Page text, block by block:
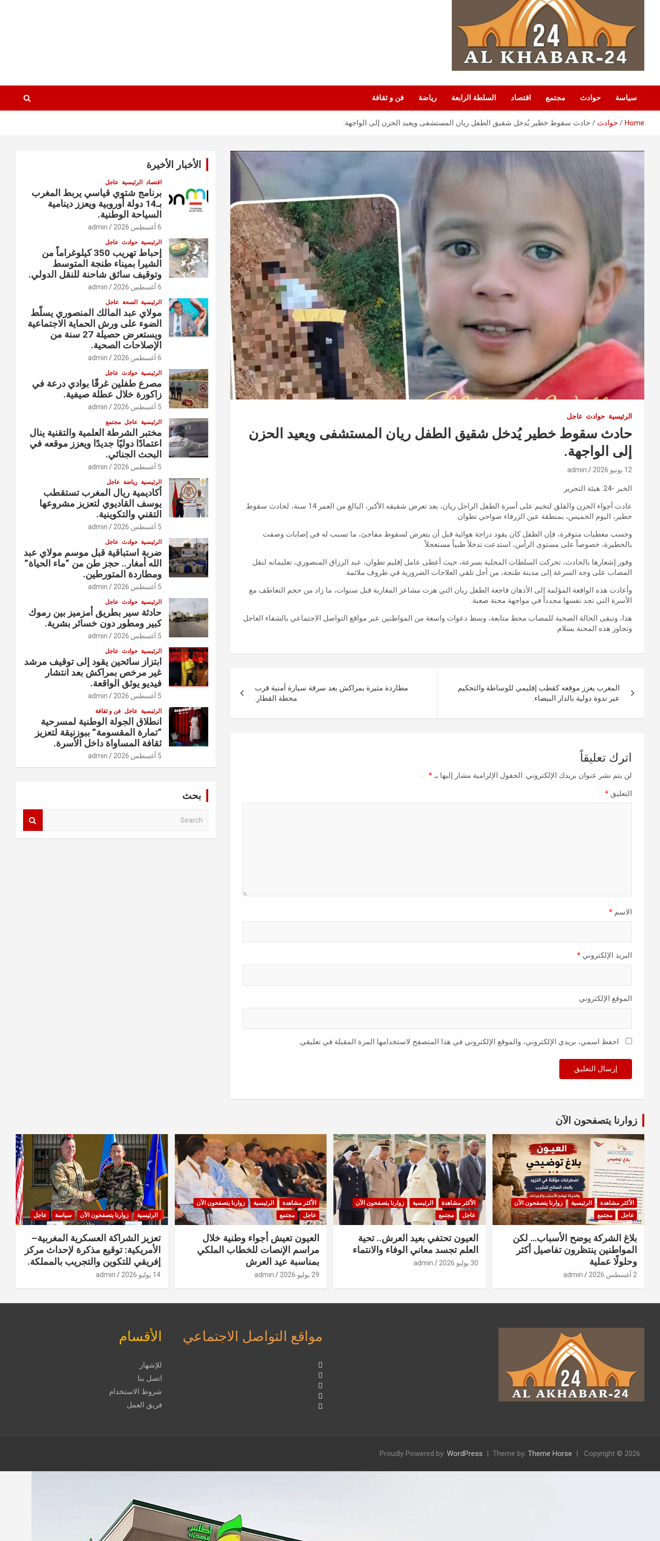
سياسة حوادث مجتمع اقتصاد السلطة الرابعة رياضة فن و ثقافة
Home حوادث حادث سقوط خطير يُدخل شقيق الطفل ريان المستشفى ويعيد الحزن إلى الواجهة.
الرئيسية حوادث عاجل
حادث سقوط خطير يُدخل شقيق الطفل ريان المستشفى ويعيد الحزن
إلى الواجهة.
12 يونيو 2026 admin
الخبر -24: هيئة التحرير
عادت أجواء الحزن والقلق لتخيم على أسرة الطفل الراحل ريان، بعد تعرض شقيقه الأكبر، البالغ من العمر 14 سنة، لحادث سقوط
خطير، اليوم الخميس، بمنطقة عين الزرقاء ضواحي تطوان.
وحسب معطيات متوفرة، فإن الطفل كان يقود دراجة هوائية قبل أن يتعرض لسقوط مفاجئ، ما تسبب له في إصابات وصفت
بالخطيرة، خصوصاً على مستوى الرأس، استدعت تدخلاً طبياً مستعجلاً.
وفور إشعارها بالحادث، تحركت السلطات المحلية بسرعة، حيث أعطى عامل إقليم تطوان، عبد الرزاق المنصوري، تعليماته لنقل
المصاب على وجه السرعة إلى مدينة طنجة، من أجل تلقي العلاجات الضرورية في ظروف ملائمة.
وأعادت هذه الواقعة المؤلمة إلى الأذهان فاجعة الطفل ريان التي هزت مشاعر المغاربة قبل سنوات، ما زاد من حجم التعاطف مع
الأسرة التي تجد نفسها مجدداً في مواجهة محنة صعبة.
هذا، وتبقى الحالة الصحية للمصاب محط متابعة، وسط دعوات واسعة من المواطنين عبر مواقع التواصل الاجتماعي بالشفاء العاجل
وتجاوز هذه المحنة بسلام.
المقالات
المغرب يعزز موقعه كقطب إقليمي للوساطة والتحكيم
عبر ندوة دولية بالدار البيضاء.
مطاردة مثيرة بمراكش بعد سرقة سيارة أمنية قرب
محطة القطار.
اترك تعليقاً
لن يتم نشر عنوان بريدك الإلكتروني. الحقول الإلزامية مشار إليها بـ *
التعليق *
الاسم *
البريد الإلكتروني *
الموقع الإلكتروني
احفظ اسمي، بريدي الإلكتروني، والموقع الإلكتروني في هذا المتصفح لاستخدامها المرة المقبلة في تعليقي.
الأخبار الأخيرة
اقتصاد الرئيسية عاجل
برنامج شتوي قياسي يربط المغرب
بـ14 دولة أوروبية ويعزز دينامية
السياحة الوطنية.
6 أغسطس 2026 admin
الرئيسية حوادث عاجل
إحباط تهريب 350 كيلوغراماً من
الشيرا بميناء طنجة المتوسط
وتوقيف سائق شاحنة للنقل الدولي.
6 أغسطس 2026 admin
الرئيسية الصحة عاجل
مولاي عبد المالك المنصوري يسلّط
الضوء على ورش الحماية الاجتماعية
ويستعرض حصيلة 27 سنة من
الإصلاحات الصحية.
6 أغسطس 2026 admin
الرئيسية حوادث عاجل
مصرع طفلين غرقًا بوادي درعة في
زاكورة خلال عطلة صيفية.
5 أغسطس 2026 admin
الرئيسية عاجل مجتمع
مختبر الشرطة العلمية والتقنية ينال
اعتمادًا دوليًا جديدًا ويعزز موقعه في
البحث الجنائي.
5 أغسطس 2026 admin
الرئيسية رياضة عاجل
أكاديمية ريال المغرب تستقطب
يوسف القاديوي لتعزيز مشروعها
التقني والتكوينية.
5 أغسطس 2026 admin
الرئيسية حوادث عاجل
ضربة استباقية قبل موسم مولاي عبد
الله أمغار.. حجز طن من “ماء الحياة”
ومطاردة المتورطين.
5 أغسطس 2026 admin
الرئيسية حوادث عاجل
حادثة سير بطريق أمزميز بين رموك
كبير ومطور دون خسائر بشرية.
5 أغسطس 2026 admin
الرئيسية حوادث عاجل
ابتزاز سائحين يقود إلى توقيف مرشد
غير مرخص بمراكش بعد انتشار
فيديو يوثق الواقعة.
5 أغسطس 2026 admin
الرئيسية عاجل فن و ثقافة
انطلاق الجولة الوطنية لمسرحية
“تمارة المقسومة” ببوزنيقة لتعزيز
ثقافة المساواة داخل الأسرة.
5 أغسطس 2026 admin
بحث
زوارنا يتصفحون الآن
الأكثر مشاهدة الرئيسية
زوارنا يتصفحون الآن
عاجل
مجتمع
بلاغ الشركة يوضح الأسباب… لكن
المواطنين ينتظرون تفاصيل أكثر
وحلولًا عملية
2 أغسطس 2026 admin
الأكثر مشاهدة الرئيسية
زوارنا يتصفحون الآن
عاجل
مجتمع
العيون تحتفي بعيد العرش.. تحية
العلم تجسد معاني الوفاء والانتماء
30 يوليو 2026 admin
الأكثر مشاهدة الرئيسية
زوارنا يتصفحون الآن
عاجل
مجتمع
العيون تعيش أجواء وطنية خلال
مراسم الإنصات للخطاب الملكي
بمناسبة عيد العرش
29 يوليو 2026 admin
الرئيسية زوارنا يتصفحون الآن سياسة عاجل
تعزيز الشراكة العسكرية المغربية–
الأمريكية: توقيع مذكرة لإحداث مركز
إفريقي للتكوين والتجريب بالمملكة.
14 يوليو 2026 admin
مواقع التواصل الاجتماعي الأقسام
للإشهار
اتصل بنا
شروط الاستخدام
فريق العمل
Copyright © 2026
Theme by: Theme Horse
Proudly Powered by: WordPress